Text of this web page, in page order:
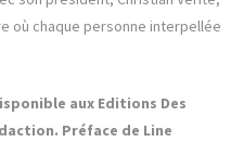
où chaque personne interpellée
aux Editions Des
Préface de Line